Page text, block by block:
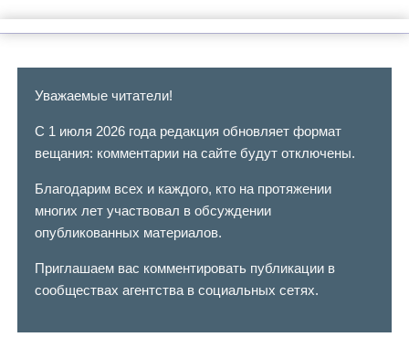
Уважаемые читатели!
С 1 июля 2026 года редакция обновляет формат
вещания: комментарии на сайте будут отключены.
Благодарим всех и каждого, кто на протяжении
многих лет участвовал в обсуждении
опубликованных материалов.
Приглашаем вас комментировать публикации в
сообществах агентства в социальных сетях.